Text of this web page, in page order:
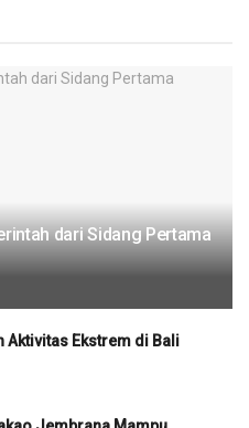
dari Sidang Pertama
Aktivitas Ekstrem di Bali